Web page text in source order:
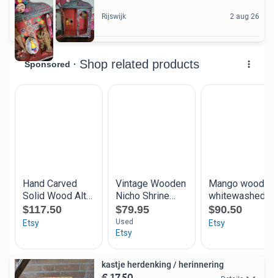
Rijswijk 2 aug 26
kastje herdenking / herinnering